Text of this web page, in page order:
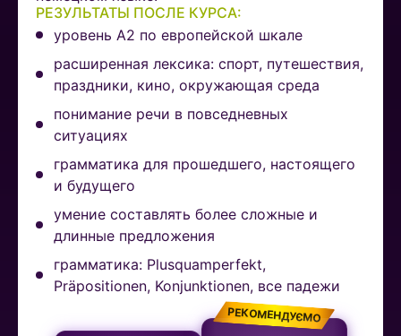
РЕЗУЛЬТАТЫ ПОСЛЕ КУРСА:
уровень A2 по европейской шкале
расширенная лексика: спорт, путешествия,
праздники, кино, окружающая среда
понимание речи в повседневных
ситуациях
грамматика для прошедшего, настоящего
и будущего
умение составлять более сложные и
длинные предложения
грамматика: Plusquamperfekt,
Präpositionen, Konjunktionen, все падежи
РЕКОМЕНДУЄМО